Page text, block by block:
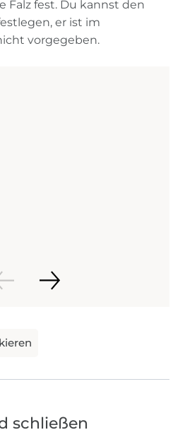
Falz fest. Du kannst den
er ist im
vorgegeben.
schließen